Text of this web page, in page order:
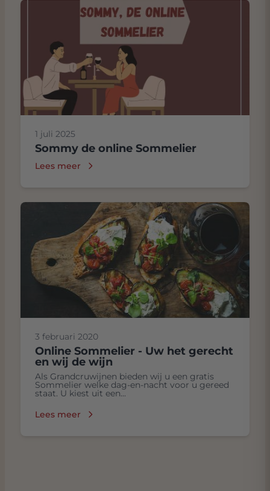
1 juli 2025
Sommy de online Sommelier
Lees meer
3 februari 2020
Online Sommelier - Uw het gerecht
en wij de wijn
Als Grandcruwijnen bieden wij u een gratis
Sommelier welke dag-en-nacht voor u gereed
staat. U kiest uit een...
Lees meer